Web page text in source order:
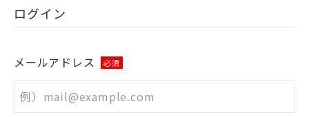
ログイン
メールアドレス 必須